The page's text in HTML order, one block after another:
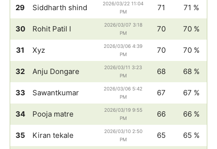
29 Siddharth shind
2026/03/22 11:04
PM
71 71 %
30 Rohit Patil l
2026/03/07 3:18
PM
70 70 %
31 Xyz
2026/03/06 4:39
PM
70 70 %
32 Anju Dongare
2026/03/11 3:23
PM
68 68 %
33 Sawantkumar
2026/03/06 5:42
PM
67 67 %
34 Pooja matre
2026/03/19 9:55
PM
66 66 %
35 Kiran tekale
2026/03/10 2:50
PM
65 65 %